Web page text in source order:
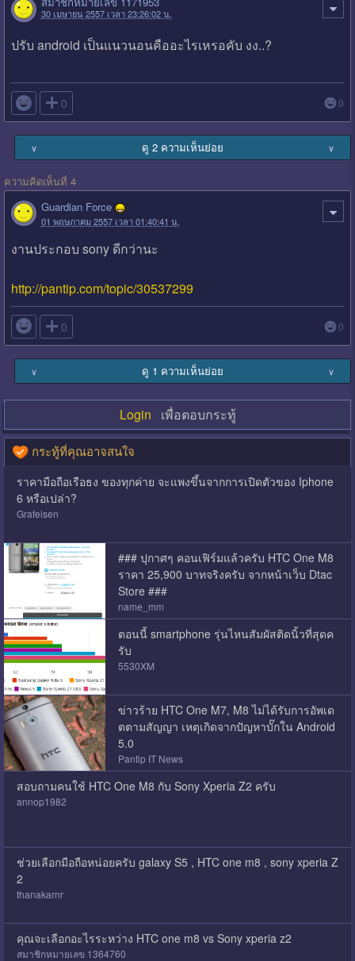
30 เมษายน 2557 เวลา 23:26:02 น.
ปรับ android เป็นแนวนอนคืออะไรเหรอคับ งง..?
 0 0
∨ ดู 2 ความเห็นย่อย ∨
ความคิดเห็นที่ 4
Guardian Force
01 พฤษภาคม 2557 เวลา 01:40:41 น.
งานประกอบ sony ดีกว่านะ
http://pantip.com/topic/30537299
 0 0
∨ ดู 1 ความเห็นย่อย ∨
Login เพื่อตอบกระทู้
กระทู้ที่คุณอาจสนใจ
ราคามือถือเรือธง ของทุกค่าย จะแพงขึ้นจากการเปิดตัวของ Iphone
6 หรือเปล่า?
Grafeisen
### ปุกาศๆ คอนเฟิร์มแล้วครับ HTC One M8
ราคา 25,900 บาทจริงครับ จากหน้าเว็บ Dtac
Store ###
name_mm
ตอนนี้ smartphone รุ่นไหนสัมผัสติดนิ้วที่สุดค
รับ
5530XM
ข่าวร้าย HTC One M7, M8 ไม่ได้รับการอัพเด
ตตามสัญญา เหตุเกิดจากปัญหาบั๊กใน Android
5.0
Pantip IT News
สอบถามคนใช้ HTC One M8 กับ Sony Xperia Z2 ครับ
annop1982
ช่วยเลือกมือถือหน่อยครับ galaxy S5 , HTC one m8 , sony xperia Z
2
thanakarnr
คุณจะเลือกอะไรระหว่าง HTC one m8 vs Sony xperia z2
สมาชิกหมายเลข 1364760